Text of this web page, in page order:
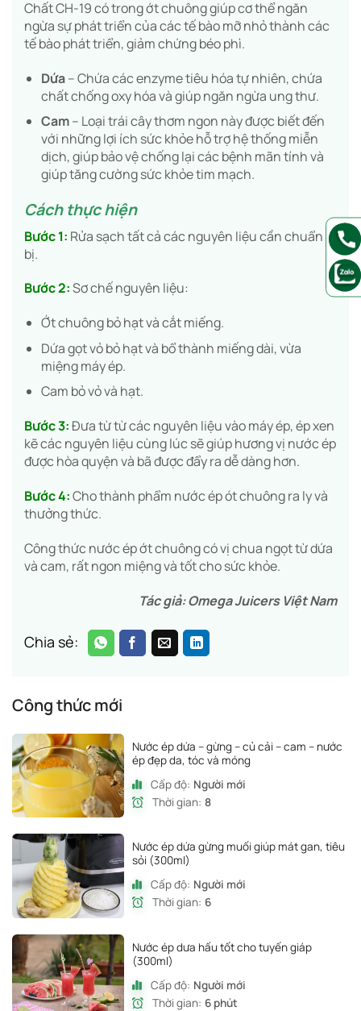
Chất CH-19 có trong ớt chuông giúp cơ thể ngăn
ngừa sự phát triển của các tế bào mỡ nhỏ thành các
tế bào phát triển, giảm chứng béo phì.
Dứa– Chứa các enzyme tiêu hóa tự nhiên, chứa
chất chống oxy hóa và giúp ngăn ngừa ung thư.
Cam– Loại trái cây thơm ngon này được biết đến
với những lợi ích sức khỏe hỗ trợ hệ thống miễn
dịch, giúp bảo vệ chống lại các bệnh mãn tính và
giúp tăng cường sức khỏe tim mạch.
Cách thực hiện
Bước 1: Rửa sạch tất cả các nguyên liệu cần chuẩn
bị.
Bước 2:Sơ chế nguyên liệu:
Ớt chuông bỏ hạt và cắt miếng.
Dứa gọt vỏ bỏ hạt và bổ thành miếng dài, vừa
miệng máy ép.
Cam bỏ vỏ và hạt.
Bước 3:Đưa từ từ các nguyên liệu vào máy ép, ép xen
kẽ các nguyên liệu cùng lúc sẽ giúp hương vị nước ép
được hòa quyện và bã được đẩy ra dễ dàng hơn.
Bước 4:Cho thành phẩm nước ép ót chuông ra ly và
thưởng thức.
Công thức nước ép ớt chuông có vị chua ngọt từ dứa
và cam, rất ngon miệng và tốt cho sức khỏe.
Tác giả: Omega Juicers Việt Nam
Chia sẻ:
Công thức mới
Nước ép dứa – gừng – củ cải – cam – nước
ép đẹp da, tóc và móng
Cấp độ: Người mới
Thời gian: 8
Nước ép dứa gừng muối giúp mát gan, tiêu
sỏi (300ml)
Cấp độ: Người mới
Thời gian: 6
Nước ép dưa hấu tốt cho tuyến giáp
(300ml)
Cấp độ: Người mới
Thời gian: 6 phút